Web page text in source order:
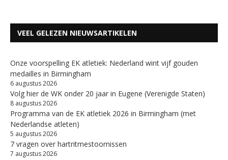
VEEL GELEZEN NIEUWSARTIKELEN
Onze voorspelling EK atletiek: Nederland wint vijf gouden
medailles in Birmingham
6 augustus 2026
Volg hier de WK onder 20 jaar in Eugene (Verenigde Staten)
8 augustus 2026
Programma van de EK atletiek 2026 in Birmingham (met
Nederlandse atleten)
5 augustus 2026
7 vragen over hartritmestoornissen
7 augustus 2026